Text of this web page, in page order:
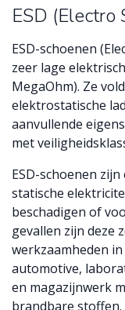
ESD (Electro
ESD-schoenen
zeer lage
MegaOhm). Ze
elektrostatische
aanvullende
met
ESD-schoenen
statische
beschadigen of
gevallen zijn deze
werkzaamheden
automotive,
en magazijnwerk
brandbare stoffen.